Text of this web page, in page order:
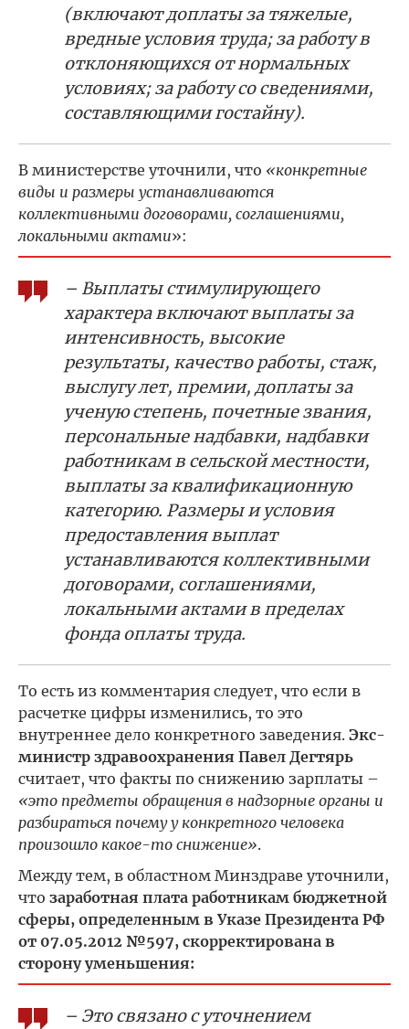
(включают доплаты за тяжелые,
вредные условия труда; за работу в
отклоняющихся от нормальных
условиях; за работу со сведениями,
составляющими гостайну).
В министерстве уточнили, что «конкретные
виды и размеры устанавливаются
коллективными договорами, соглашениями,
локальными актами»:
– Выплаты стимулирующего
характера включают выплаты за
интенсивность, высокие
результаты, качество работы, стаж,
выслугу лет, премии, доплаты за
ученую степень, почетные звания,
персональные надбавки, надбавки
работникам в сельской местности,
выплаты за квалификационную
категорию. Размеры и условия
предоставления выплат
устанавливаются коллективными
договорами, соглашениями,
локальными актами в пределах
фонда оплаты труда.
То есть из комментария следует, что если в
расчетке цифры изменились, то это
внутреннее дело конкретного заведения. Экс-
министр здравоохранения Павел Дегтярь
считает, что факты по снижению зарплаты –
«это предметы обращения в надзорные органы и
разбираться почему у конкретного человека
произошло какое-то снижение».
Между тем, в областном Минздраве уточнили,
что заработная плата работникам бюджетной
сферы, определенным в Указе Президента РФ
от 07.05.2012 №597, скорректирована в
сторону уменьшения:
– Это связано с уточнением